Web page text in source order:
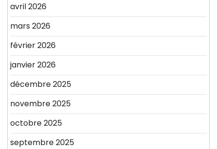
avril 2026
mars 2026
février 2026
janvier 2026
décembre 2025
novembre 2025
octobre 2025
septembre 2025